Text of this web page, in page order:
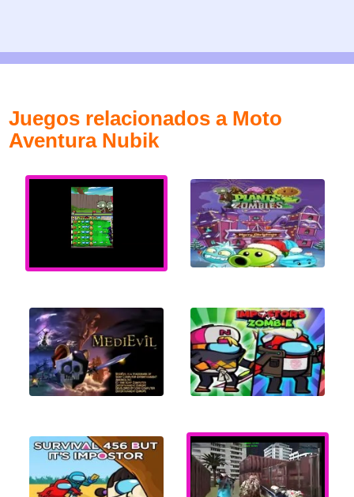
Juegos relacionados a Moto
Aventura Nubik